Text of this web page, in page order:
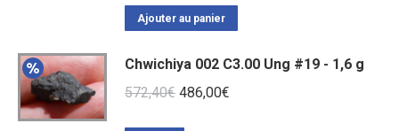
initial
135,60€.100,00€.
Ajouter au panier
Chwichiya 002 C3.00 Ung #19 - 1,6 g
572,40€ Le
486,00€